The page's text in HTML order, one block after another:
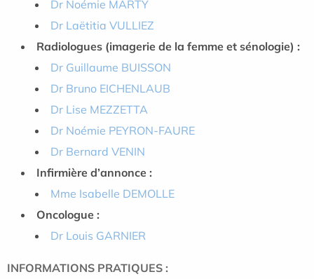
Dr Noémie MARTY
Dr Laëtitia VULLIEZ
Radiologues (imagerie de la femme et sénologie) :
Dr Guillaume BUISSON
Dr Bruno EICHENLAUB
Dr Lise MEZZETTA
Dr Noémie PEYRON-FAURE
Dr Bernard VENIN
Infirmière d’annonce :
Mme Isabelle DEMOLLE
Oncologue :
Dr Louis GARNIER
INFORMATIONS PRATIQUES :